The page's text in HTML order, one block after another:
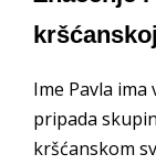
Ime Pavla
pripada
kršćanskom